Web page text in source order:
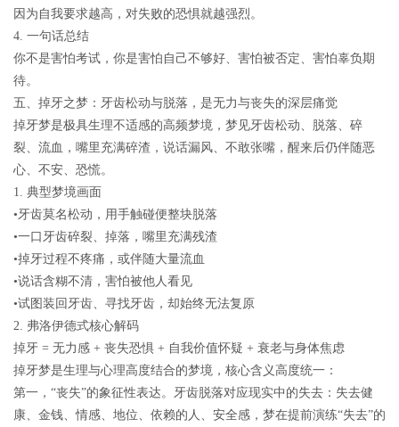
因为自我要求越高，对失败的恐惧就越强烈。
4. 一句话总结
你不是害怕考试，你是害怕自己不够好、害怕被否定、害怕辜负期
待。
五、掉牙之梦：牙齿松动与脱落，是无力与丧失的深层痛觉
掉牙梦是极具生理不适感的高频梦境，梦见牙齿松动、脱落、碎
裂、流血，嘴里充满碎渣，说话漏风、不敢张嘴，醒来后仍伴随恶
心、不安、恐慌。
1. 典型梦境画面
•牙齿莫名松动，用手触碰便整块脱落
•一口牙齿碎裂、掉落，嘴里充满残渣
•掉牙过程不疼痛，或伴随大量流血
•说话含糊不清，害怕被他人看见
•试图装回牙齿、寻找牙齿，却始终无法复原
2. 弗洛伊德式核心解码
掉牙 = 无力感 + 丧失恐惧 + 自我价值怀疑 + 衰老与身体焦虑
掉牙梦是生理与心理高度结合的梦境，核心含义高度统一：
第一， “丧失”的象征性表达。牙齿脱落对应现实中的失去：失去健
康、金钱、情感、地位、依赖的人、安全感，梦在提前演练“失去”的